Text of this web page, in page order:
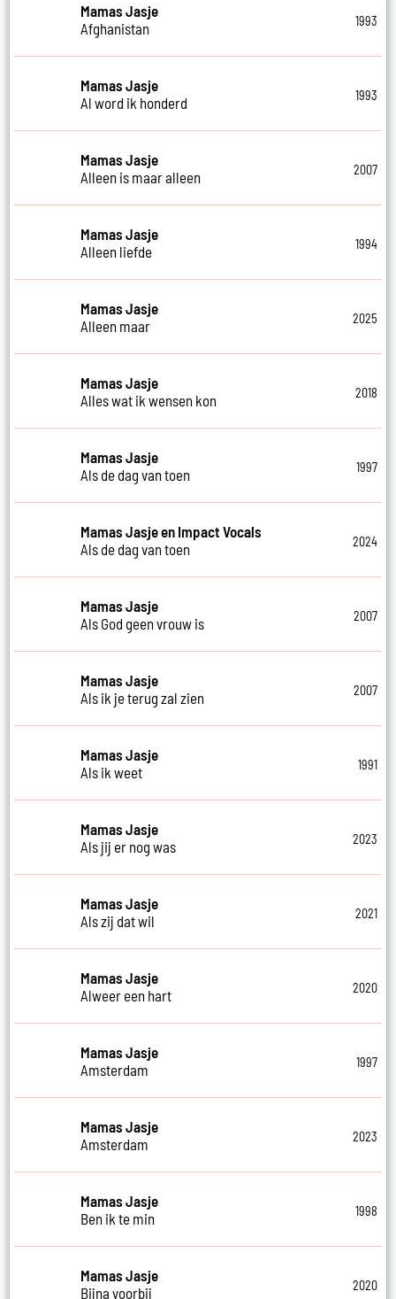
Mamas Jasje
Afghanistan
1993
Mamas Jasje
Al word ik honderd
1993
Mamas Jasje
Alleen is maar alleen
2007
Mamas Jasje
Alleen liefde
1994
Mamas Jasje
Alleen maar
2025
Mamas Jasje
Alles wat ik wensen kon
2018
Mamas Jasje
Als de dag van toen
1997
Mamas Jasje en Impact Vocals
Als de dag van toen
2024
Mamas Jasje
Als God geen vrouw is
2007
Mamas Jasje
Als ik je terug zal zien
2007
Mamas Jasje
Als ik weet
1991
Mamas Jasje
Als jij er nog was
2023
Mamas Jasje
Als zij dat wil
2021
Mamas Jasje
Alweer een hart
2020
Mamas Jasje
Amsterdam
1997
Mamas Jasje
Amsterdam
2023
Mamas Jasje
Ben ik te min
1998
Mamas Jasje
Bijna voorbij
2020